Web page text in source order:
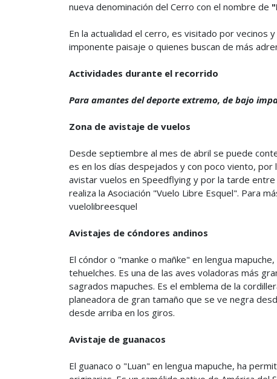
nueva denominación del Cerro con el nombre de
En la actualidad el cerro, es visitado por vecinos
imponente paisaje o quienes buscan de más
Actividades durante el recorrido
Para amantes del deporte extremo, de bajo
Zona de avistaje de vuelos
Desde septiembre al mes de abril se puede
es en los días despejados y con poco viento, por
avistar vuelos en Speedflying y por la tarde
realiza la Asociación "Vuelo Libre Esquel". Para
vuelolibreesquel
Avistajes de cóndores andinos
El cóndor o "manke o mañke" en lengua
tehuelches. Es una de las aves voladoras más
sagrados mapuches. Es el emblema de la
planeadora de gran tamaño que se ve negra
desde arriba en los giros.
Avistaje de guanacos
El guanaco o "Luan" en lengua mapuche, ha